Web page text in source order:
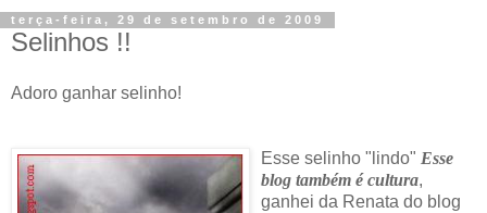
terça-feira, 29 de setembro de 2009
Selinhos !!
Adoro ganhar selinho!
Esse selinho "lindo" Esse
blog também é cultura,
ganhei da Renata do blog